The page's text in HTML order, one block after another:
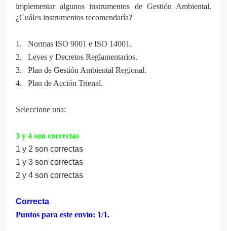
implementar algunos instrumentos de Gestión Ambiental.
¿Cuáles instrumentos recomendaría?
1. Normas ISO 9001 e ISO 14001.
2. Leyes y Decretos Reglamentarios.
3. Plan de Gestión Ambiental Regional.
4. Plan de Acción Trienal.
Seleccione una:
3 y 4 son correctas
1 y 2 son correctas
1 y 3 son correctas
2 y 4 son correctas
Correcta
Puntos para este envío: 1/1.